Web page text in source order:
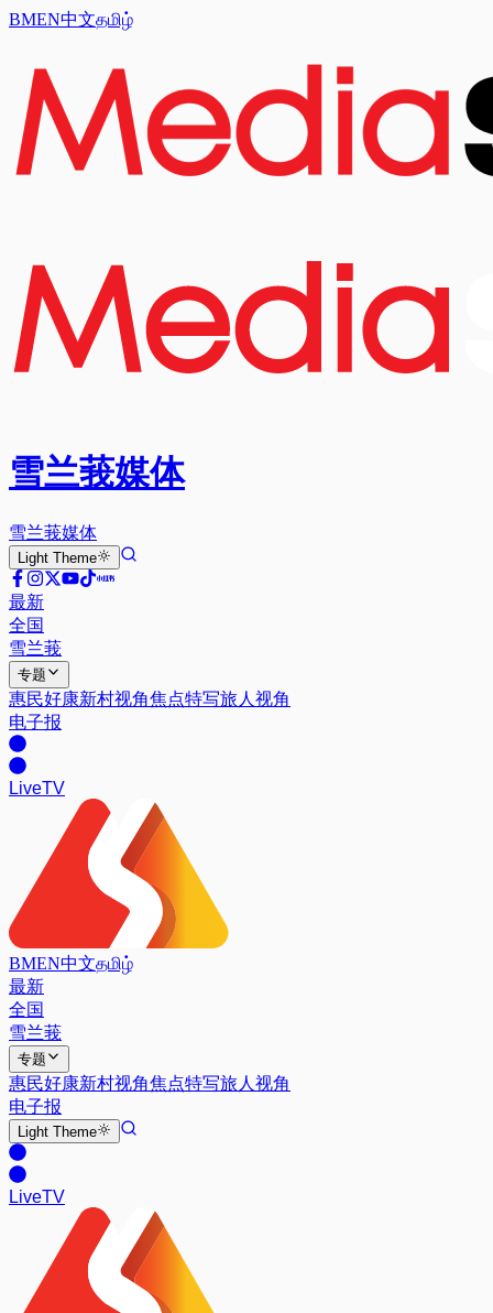
BMEN中文தமிழ்
雪兰莪媒体
雪兰莪媒体
Light Theme
最新
全国
雪兰莪
专题
惠民好康新村视角焦点特写旅人视角
电子报
LiveTV
BMEN中文தமிழ்
最新
全国
雪兰莪
专题
惠民好康新村视角焦点特写旅人视角
电子报
Light Theme
LiveTV